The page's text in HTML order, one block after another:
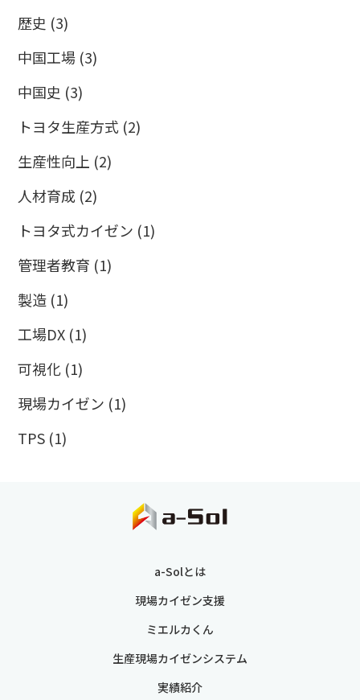
歴史 (3)
中国工場 (3)
中国史 (3)
トヨタ生産方式 (2)
生産性向上 (2)
人材育成 (2)
トヨタ式カイゼン (1)
管理者教育 (1)
製造 (1)
工場DX (1)
可視化 (1)
現場カイゼン (1)
TPS (1)
a-Solとは
現場カイゼン支援
ミエルカくん
生産現場カイゼンシステム
実績紹介